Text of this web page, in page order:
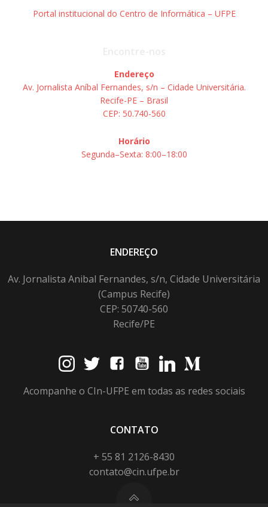
Portal institucional do Centro de Informática – UFPE
Endereço
Av. Jornalista Aníbal Fernandes, s/n – Cidade Universitária.
Recife-PE – Brasil
CEP: 50.740-560
Horário
Segunda–Sexta: 8:00–18:00
ENDEREÇO
Av. Jornalista Anibal Fernandes, s/n, Cidade Universitária
(Campus Recife)
CEP: 50740-560
Recife/PE
Acompanhe o CIn-UFPE em todas as redes sociais
CONTATO
+ 55 81 2126-8430
contato@cin.ufpe.br